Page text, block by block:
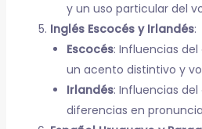
y un uso particular del
Inglés Escocés y Irlandés:
Escocés: Influencias
un acento distintivo y
Irlandés: Influencias
diferencias en